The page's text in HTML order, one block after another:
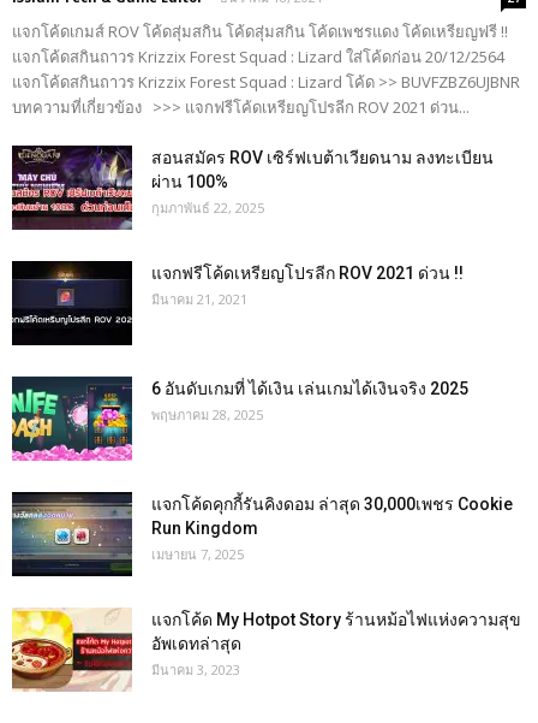
แจกโค้ดเกมส์ ROV โค้ดสุ่มสกิน โค้ดสุ่มสกิน โค้ดเพชรแดง โค้ดเหรียญฟรี !!
แจกโค้ดสกินถาวร Krizzix Forest Squad : Lizard ใส่โค้ดก่อน 20/12/2564
แจกโค้ดสกินถาวร Krizzix Forest Squad : Lizard โค้ด >> BUVFZBZ6UJBNR
บทความที่เกี่ยวข้อง >>> แจกฟรีโค้ดเหรียญโปรลีก ROV 2021 ด่วน...
สอนสมัคร ROV เซิร์ฟเบต้าเวียดนาม ลงทะเบียน
ผ่าน 100%
กุมภาพันธ์ 22, 2025
แจกฟรีโค้ดเหรียญโปรลีก ROV 2021 ด่วน !!
มีนาคม 21, 2021
6 อันดับเกมที่ ได้เงิน เล่นเกมได้เงินจริง 2025
พฤษภาคม 28, 2025
แจกโค้ดคุกกี้รันคิงดอม ล่าสุด 30,000เพชร Cookie
Run Kingdom
เมษายน 7, 2025
แจกโค้ด My Hotpot Story ร้านหม้อไฟแห่งความสุข
อัพเดทล่าสุด
มีนาคม 3, 2023